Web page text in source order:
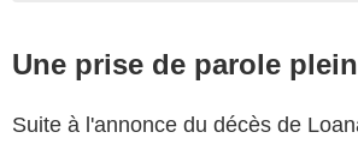
Une prise de parole
Suite à l'annonce du décès de